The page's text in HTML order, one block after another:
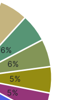
6%
6%
5%
5%